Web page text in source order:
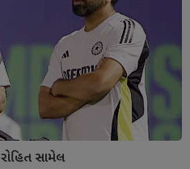
રોહિત સામેલ